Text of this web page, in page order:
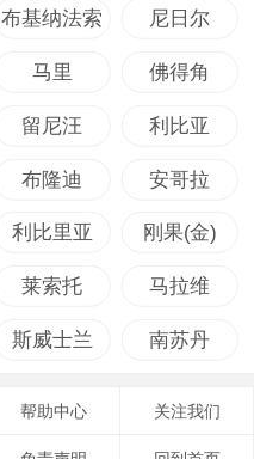
布基纳法索 尼日尔
马里 佛得角
留尼汪 利比亚
布隆迪 安哥拉
利比里亚 刚果(金)
莱索托 马拉维
斯威士兰 南苏丹
帮助中心 关注我们